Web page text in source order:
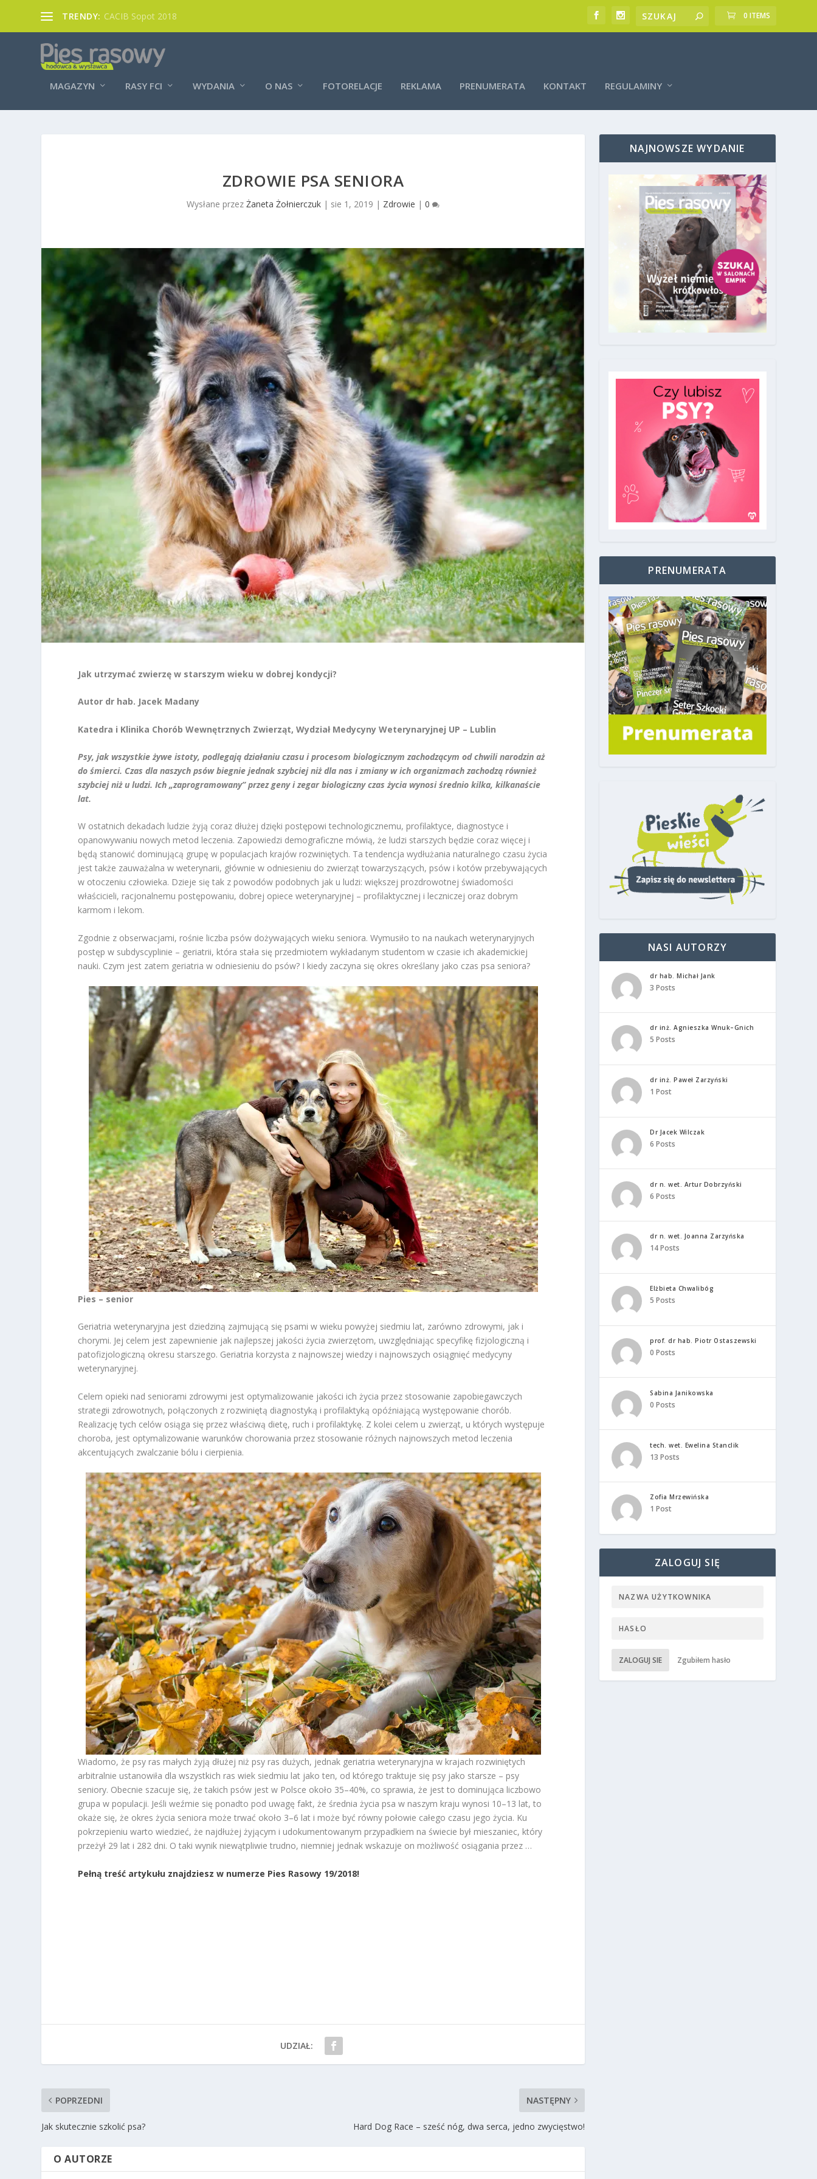
TRENDY: CACIB Sopot 2018 0 ITEMS
MAGAZYN RASY FCI WYDANIA O NAS FOTORELACJE REKLAMA PRENUMERATA KONTAKT REGULAMINY
ZDROWIE PSA SENIORA
Wysłane przez Żaneta Żołnierczuk | sie 1, 2019 | Zdrowie | 0
Jak utrzymać zwierzę w starszym wieku w dobrej kondycji?
Autor dr hab. Jacek Madany
Katedra i Klinika Chorób Wewnętrznych Zwierząt, Wydział Medycyny Weterynaryjnej UP – Lublin
Psy, jak wszystkie żywe istoty, podlegają działaniu czasu i procesom biologicznym zachodzącym od chwili narodzin aż
do śmierci. Czas dla naszych psów biegnie jednak szybciej niż dla nas i zmiany w ich organizmach zachodzą również
szybciej niż u ludzi. Ich „zaprogramowany” przez geny i zegar biologiczny czas życia wynosi średnio kilka, kilkanaście
lat.
W ostatnich dekadach ludzie żyją coraz dłużej dzięki postępowi technologicznemu, profilaktyce, diagnostyce i
opanowywaniu nowych metod leczenia. Zapowiedzi demograficzne mówią, że ludzi starszych będzie coraz więcej i
będą stanowić dominującą grupę w populacjach krajów rozwiniętych. Ta tendencja wydłużania naturalnego czasu życia
jest także zauważalna w weterynarii, głównie w odniesieniu do zwierząt towarzyszących, psów i kotów przebywających
w otoczeniu człowieka. Dzieje się tak z powodów podobnych jak u ludzi: większej prozdrowotnej świadomości
właścicieli, racjonalnemu postępowaniu, dobrej opiece weterynaryjnej – profilaktycznej i leczniczej oraz dobrym
karmom i lekom.
Zgodnie z obserwacjami, rośnie liczba psów dożywających wieku seniora. Wymusiło to na naukach weterynaryjnych
postęp w subdyscyplinie – geriatrii, która stała się przedmiotem wykładanym studentom w czasie ich akademickiej
nauki. Czym jest zatem geriatria w odniesieniu do psów? I kiedy zaczyna się okres określany jako czas psa seniora?
Pies – senior
Geriatria weterynaryjna jest dziedziną zajmującą się psami w wieku powyżej siedmiu lat, zarówno zdrowymi, jak i
chorymi. Jej celem jest zapewnienie jak najlepszej jakości życia zwierzętom, uwzględniając specyfikę fizjologiczną i
patofizjologiczną okresu starszego. Geriatria korzysta z najnowszej wiedzy i najnowszych osiągnięć medycyny
weterynaryjnej.
Celem opieki nad seniorami zdrowymi jest optymalizowanie jakości ich życia przez stosowanie zapobiegawczych
strategii zdrowotnych, połączonych z rozwiniętą diagnostyką i profilaktyką opóźniającą występowanie chorób.
Realizację tych celów osiąga się przez właściwą dietę, ruch i profilaktykę. Z kolei celem u zwierząt, u których występuje
choroba, jest optymalizowanie warunków chorowania przez stosowanie różnych najnowszych metod leczenia
akcentujących zwalczanie bólu i cierpienia.
Wiadomo, że psy ras małych żyją dłużej niż psy ras dużych, jednak geriatria weterynaryjna w krajach rozwiniętych
arbitralnie ustanowiła dla wszystkich ras wiek siedmiu lat jako ten, od którego traktuje się psy jako starsze – psy
seniory. Obecnie szacuje się, że takich psów jest w Polsce około 35–40%, co sprawia, że jest to dominująca liczbowo
grupa w populacji. Jeśli weźmie się ponadto pod uwagę fakt, że średnia życia psa w naszym kraju wynosi 10–13 lat, to
okaże się, że okres życia seniora może trwać około 3–6 lat i może być równy połowie całego czasu jego życia. Ku
pokrzepieniu warto wiedzieć, że najdłużej żyjącym i udokumentowanym przypadkiem na świecie był mieszaniec, który
przeżył 29 lat i 282 dni. O taki wynik niewątpliwie trudno, niemniej jednak wskazuje on możliwość osiągania przez …
Pełną treść artykułu znajdziesz w numerze Pies Rasowy 19/2018!
UDZIAŁ:
POPRZEDNI
Jak skutecznie szkolić psa?
NASTĘPNY
Hard Dog Race – sześć nóg, dwa serca, jedno zwycięstwo!
O AUTORZE
NAJNOWSZE WYDANIE
PRENUMERATA
NASI AUTORZY
dr hab. Michał Jank
3 Posts
dr inż. Agnieszka Wnuk–Gnich
5 Posts
dr inż. Paweł Zarzyński
1 Post
Dr Jacek Wilczak
6 Posts
dr n. wet. Artur Dobrzyński
6 Posts
dr n. wet. Joanna Zarzyńska
14 Posts
Elżbieta Chwalibóg
5 Posts
prof. dr hab. Piotr Ostaszewski
0 Posts
Sabina Janikowska
0 Posts
tech. wet. Ewelina Stanclik
13 Posts
Zofia Mrzewińska
1 Post
ZALOGUJ SIĘ
ZALOGUJ SIE Zgubiłem hasło